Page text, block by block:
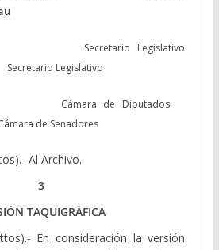
Legislativo
Legislativo
de Diputados
Senadores
Al Archivo.
3
TAQUIGRÁFICA
En consideración la versión